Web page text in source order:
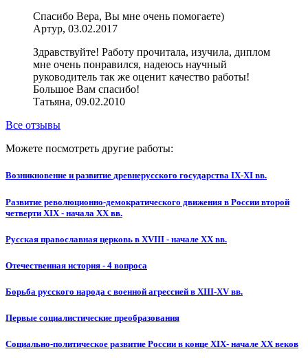
Спасибо Вера, Вы мне очень помогаете)
Артур, 03.02.2017
Здравствуйте! Работу прочитала, изучила, диплом
мне очень понравился, надеюсь научный
руководитель так же оценит качество работы!
Большое Вам спасибо!
Татьяна, 09.02.2010
Все отзывы
Можете посмотреть другие работы:
Возникновение и развитие древнерусского государства IX-XI вв.
Развитие революционно-демократического движения в России второй
четверти XIX - начала XX вв.
Русская православная церковь в XVIII - начале XX вв.
Отечественная история - 4 вопроса
Борьба русского народа с военной агрессией в XIII-XV вв.
Первые социалистические преобразования
Социально-политическое развитие России в конце XIX- начале XX веков